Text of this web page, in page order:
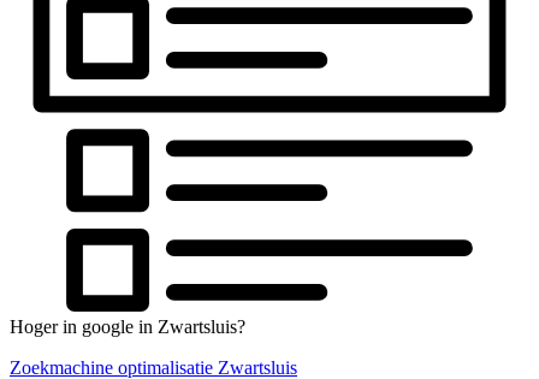
Hoger in google in Zwartsluis?
Zoekmachine optimalisatie Zwartsluis